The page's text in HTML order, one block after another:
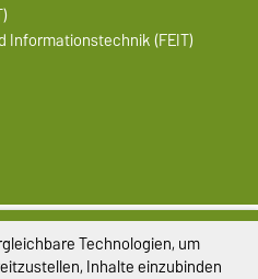
(FEIT)
Technologien, um
Inhalte einzubinden